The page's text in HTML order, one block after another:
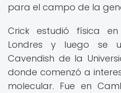
para el campo de la
Crick estudió física
Londres y luego se
Cavendish de la
donde comenzó a
molecular. Fue en